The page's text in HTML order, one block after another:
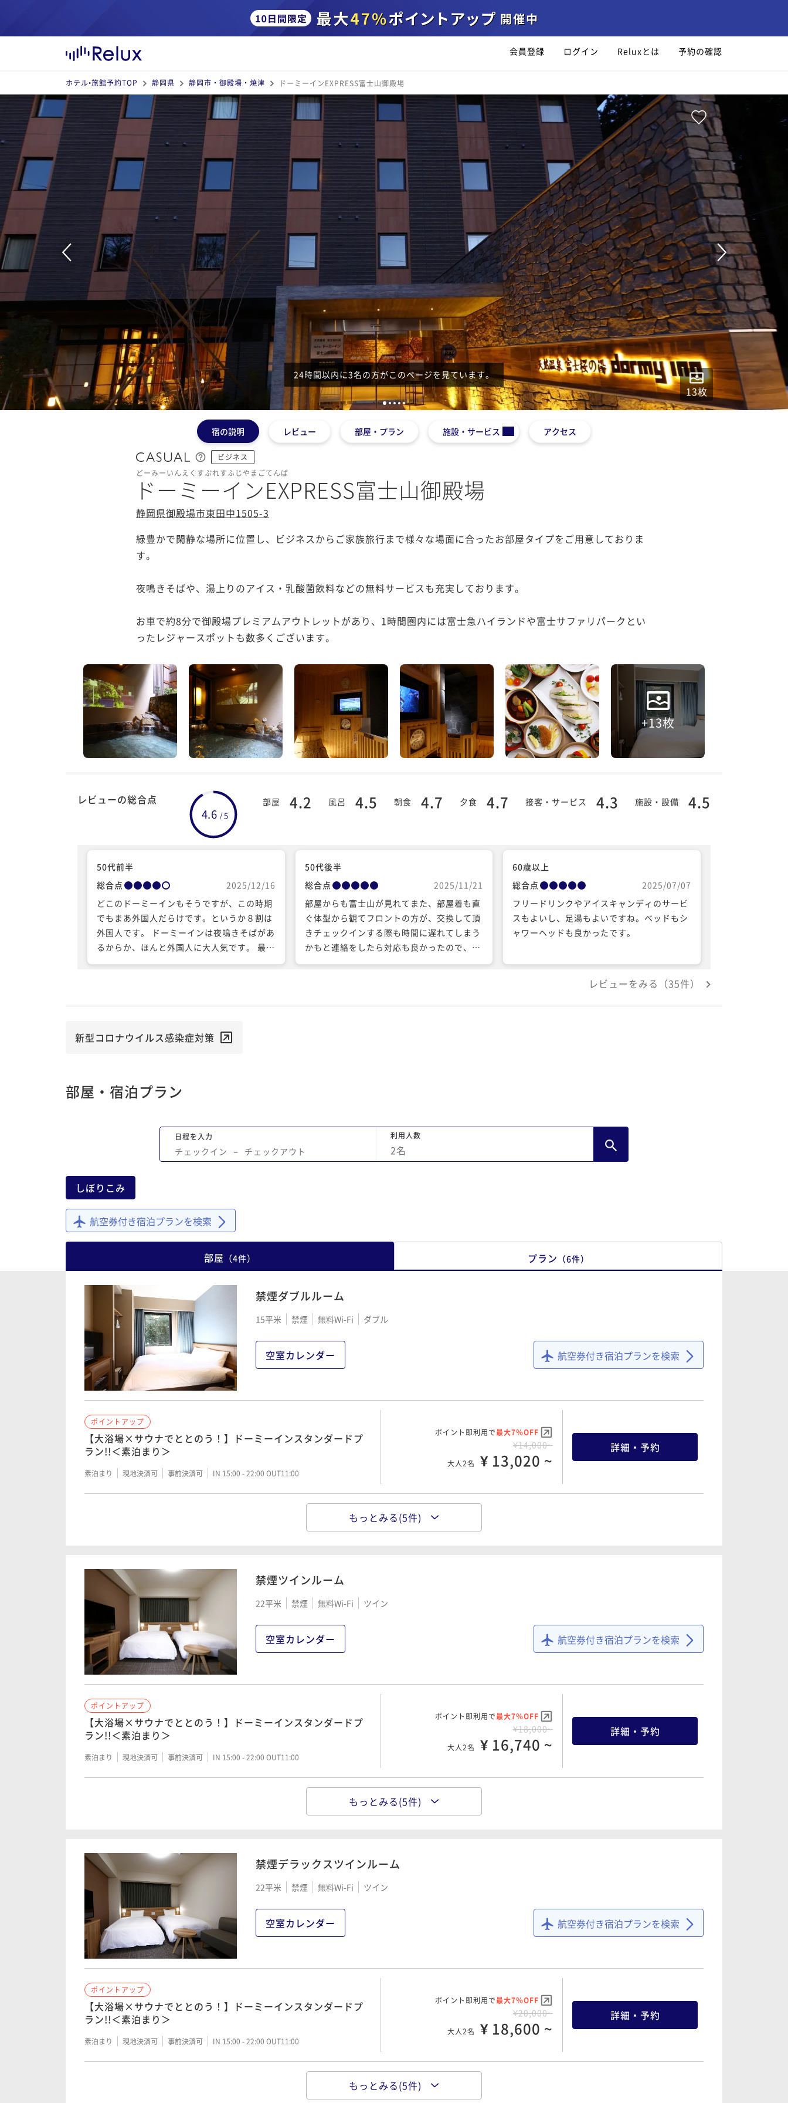
会員登録 ログイン Reluxとは 予約の確認
ホテル•旅館予約TOP 静岡県 静岡市・御殿場・焼津 ドーミーインEXPRESS富士山御殿場
24時間以内に3名の方がこのページを見ています。
13枚
1 2345
宿の説明 レビュー 部屋・プラン 施設・サービス アクセス
ビジネス
どーみーいんえくすぷれすふじやまごてんば
ドーミーインEXPRESS富士山御殿場
静岡県御殿場市東田中1505-3
緑豊かで閑静な場所に位置し、ビジネスからご家族旅行まで様々な場面に合ったお部屋タイプをご用意しておりま
す。
夜鳴きそばや、湯上りのアイス・乳酸菌飲料などの無料サービスも充実しております。
お車で約8分で御殿場プレミアムアウトレットがあり、1時間圏内には富士急ハイランドや富士サファリパークとい
+13枚
レビューの総合点
4.6 /5
部屋 4.2 風呂 4.5 朝食 4.7 夕食 4.7 接客・サービス 4.3 施設・設備 4.5
50代前半
総合点
2025/12/16
どこのドーミーインもそうですが、この時期
でもまあ外国人だらけです。というか８割は
外国人です。 ドーミーインは夜鳴きそばがあ
るからか、ほんと外国人に大人気です。 最近
は非常識極まりないほどの外国人はいないの
50代後半
総合点
2025/11/21
部屋からも富士山が見れてまた、部屋着も直
ぐ体型から観てフロントの方が、交換して頂
きチェックインする際も時間に遅れてしまう
かもと連絡をしたら対応も良かったので、申
し分無いです。冷蔵庫の一口おやつも美味し
60歳以上
総合点
2025/07/07
フリードリンクやアイスキャンディのサービ
スもよいし、足湯もよいですね。ベッドもシ
ャワーヘッドも良かったです。
レビューをみる（35件）
新型コロナウイルス感染症対策
部屋・宿泊プラン
日程を入力
チェックイン − チェックアウト
利用人数
2名
しぼりこみ
航空券付き宿泊プランを検索
部屋 （4件） プラン （6件）
禁煙ダブルルーム
15平米 禁煙 無料Wi-Fi ダブル
空室カレンダー 航空券付き宿泊プランを検索
ポイントアップ
【大浴場×サウナでととのう！】ドーミーインスタンダードプ
ラン!!＜素泊まり＞
素泊まり 現地決済可 事前決済可 IN 15:00 - 22:00 OUT11:00
ポイント即利用で最大7％OFF
¥14,000~
大人2名 ¥ 13,020 ~
詳細・予約
【大浴場×サウナでととのう！】ドーミーインスタンダードプ
ポイントアップ
【清掃不要のお客様限定】 2～3連泊限定☆Weco連泊プラン
≪素泊り≫
素泊まり 現地決済可 事前決済可 IN 15:00 - 29:00 OUT11:00
¥27,200~
¥ 25,296 ~
詳細・予約
ポイントアップ
【清掃不要のお客様限定】 2～3連泊限定☆Weco連泊プラン
≪朝食付≫
朝食付き 現地決済可 事前決済可 IN 15:00 - 29:00 OUT11:00
ポイント即利用で 最大7％OFF
¥37,200~
大人2名 ¥ 34,596 ~
詳細・予約
【WORK PLACE DORMY】ウィークリープラン＜素泊り・清掃
ポイント即利用で
ポイントアップ
【WORK PLACE DORMY】ウィークリープラン＜朝食付き・清
掃なし＞
朝食付き 現地決済可 事前決済可 IN 15:00 - 29:00 OUT11:00
¥77,000~
¥ 71,610 ~
詳細・予約
もっとみる(5件)
禁煙ツインルーム
22平米 禁煙 無料Wi-Fi ツイン
空室カレンダー 航空券付き宿泊プランを検索
ポイントアップ
【大浴場×サウナでととのう！】ドーミーインスタンダードプ
ラン!!＜素泊まり＞
素泊まり 現地決済可 事前決済可 IN 15:00 - 22:00 OUT11:00
ポイント即利用で最大7％OFF
¥18,000~
大人2名 ¥ 16,740 ~
詳細・予約
【大浴場×サウナでととのう！】ドーミーインスタンダードプ
ポイントアップ
【清掃不要のお客様限定】 2～3連泊限定☆Weco連泊プラン
≪素泊り≫
素泊まり 現地決済可 事前決済可 IN 15:00 - 29:00 OUT11:00
¥35,200~
¥ 32,736 ~
詳細・予約
ポイントアップ
【清掃不要のお客様限定】 2～3連泊限定☆Weco連泊プラン
≪朝食付≫
朝食付き 現地決済可 事前決済可 IN 15:00 - 29:00 OUT11:00
ポイント即利用で 最大7％OFF
¥45,200~
大人2名 ¥ 42,036 ~
詳細・予約
【WORK PLACE DORMY】ウィークリープラン＜素泊り・清掃
ポイント即利用で
もっとみる(5件)
禁煙デラックスツインルーム
22平米 禁煙 無料Wi-Fi ツイン
空室カレンダー 航空券付き宿泊プランを検索
ポイントアップ
【大浴場×サウナでととのう！】ドーミーインスタンダードプ
ラン!!＜素泊まり＞
素泊まり 現地決済可 事前決済可 IN 15:00 - 22:00 OUT11:00
ポイント即利用で最大7％OFF
¥20,000~
大人2名 ¥ 18,600 ~
詳細・予約
【大浴場×サウナでととのう！】ドーミーインスタンダードプ
もっとみる(5件)